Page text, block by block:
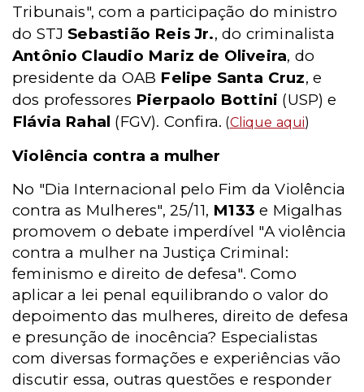
Tribunais", com a participação do ministro
do STJSebastião Reis Jr., do criminalista
Antônio Claudio Mariz de Oliveira, do
presidente da OAB Felipe Santa Cruz, e
dos professores Pierpaolo Bottini (USP) e
Flávia Rahal (FGV). Confira. (Clique aqui)
Violência contra a mulher
No "Dia Internacional pelo Fim da Violência
contra as Mulheres", 25/11, M133 e Migalhas
promovem o debate imperdível "A violência
contra a mulher na Justiça Criminal:
feminismo e direito de defesa". Como
aplicar a lei penal equilibrando o valor do
depoimento das mulheres, direito de defesa
e presunção de inocência? Especialistas
com diversas formações e experiências vão
discutir essa, outras questões e responder